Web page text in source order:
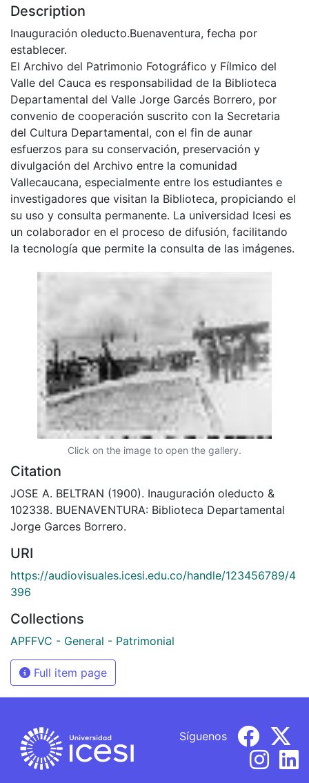
Description
Inauguración oleducto.Buenaventura, fecha por
establecer.
El Archivo del Patrimonio Fotográfico y Fílmico del
Valle del Cauca es responsabilidad de la Biblioteca
Departamental del Valle Jorge Garcés Borrero, por
convenio de cooperación suscrito con la Secretaria
del Cultura Departamental, con el fin de aunar
esfuerzos para su conservación, preservación y
divulgación del Archivo entre la comunidad
Vallecaucana, especialmente entre los estudiantes e
investigadores que visitan la Biblioteca, propiciando el
su uso y consulta permanente. La universidad Icesi es
un colaborador en el proceso de difusión, facilitando
la tecnología que permite la consulta de las imágenes.
Click on the image to open the gallery.
Citation
JOSE A. BELTRAN (1900). Inauguración oleducto &
102338. BUENAVENTURA: Biblioteca Departamental
Jorge Garces Borrero.
URI
https://audiovisuales.icesi.edu.co/handle/123456789/4
396
Collections
APFFVC - General - Patrimonial
Full item page
Síguenos